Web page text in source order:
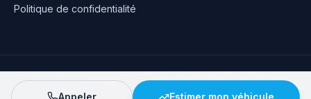
Politique de confidentialité
Adrien Balavoine—Agent automobile CapCar, Agent formateur· ©
· Tous droits réservés
Appeler Estimer mon véhicule